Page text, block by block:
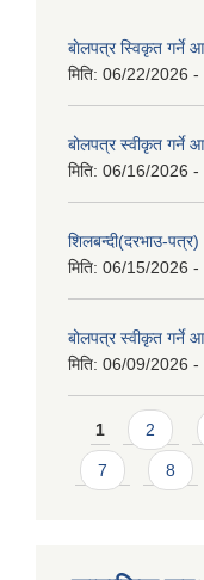
बाेलपत्र स्विकृत गर्ने
मिति: 06/22/2026 -
बोलपत्र स्वीकृत गर्ने
मिति: 06/16/2026 -
शिलबन्दी(दरभाउ-
मिति: 06/15/2026 -
बोलपत्र स्वीकृत गर्ने
मिति: 06/09/2026 -
Pages
1 2
7 8